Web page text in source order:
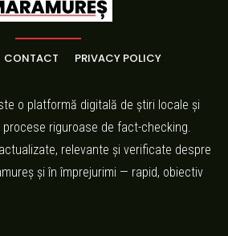
CONTACT PRIVACY POLICY
o platformă digitală de știri locale și
procese riguroase de fact-checking.
relevante și verificate despre
și în împrejurimi — rapid, obiectiv